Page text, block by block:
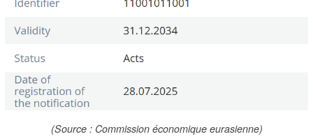
(Source : Commission économique eurasienne)